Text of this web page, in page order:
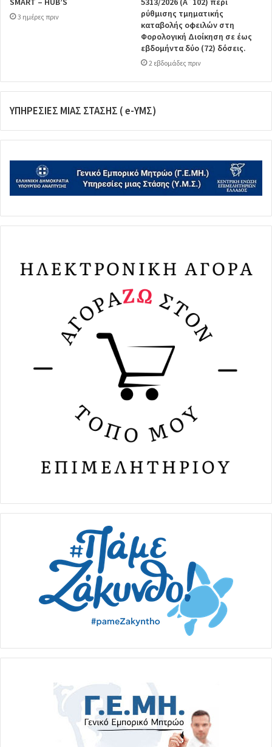
3 ημέρες πριν
ρύθμισης τμηματικής
καταβολής οφειλών στη
Φορολογική Διοίκηση σε έως
εβδομήντα δύο (72) δόσεις.
2 εβδομάδες πριν
ΥΠΗΡΕΣΙΕΣ ΜΙΑΣ ΣΤΑΣΗΣ ( e-ΥΜΣ)